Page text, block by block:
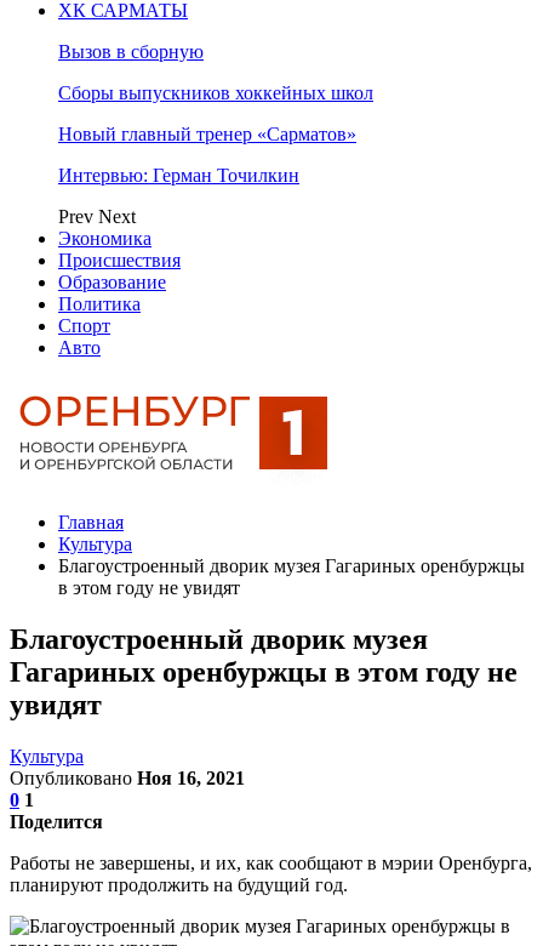
ХК САРМАТЫ
Вызов в сборную
Сборы выпускников хоккейных школ
Новый главный тренер «Сарматов»
Интервью: Герман Точилкин
Prev Next
Экономика
Происшествия
Образование
Политика
Спорт
Авто
Главная
Культура
Благоустроенный дворик музея Гагариных оренбуржцы
в этом году не увидят
Благоустроенный дворик музея
Гагариных оренбуржцы в этом году не
увидят
Культура
Опубликовано Ноя 16, 2021
0 1
Поделится
Работы не завершены, и их, как сообщают в мэрии Оренбурга,
планируют продолжить на будущий год.